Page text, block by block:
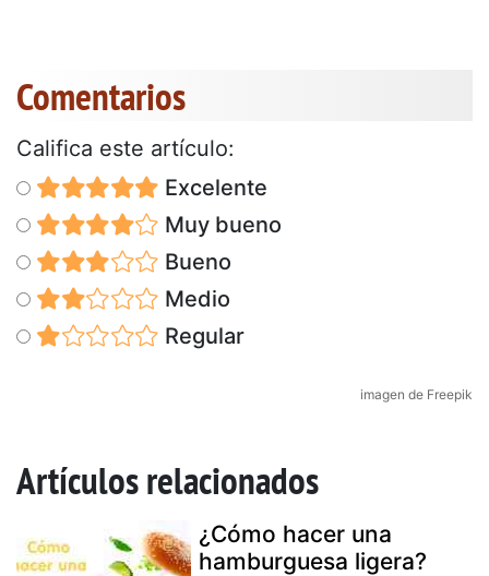
Comentarios
Califica este artículo:
Excelente
Muy bueno
Bueno
Medio
Regular
imagen de Freepik
Artículos relacionados
¿Cómo hacer una
hamburguesa ligera?